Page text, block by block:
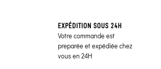
EXPÉDITION SOUS 24H
Votre commande est
preparée et expédiée chez
vous en 24H